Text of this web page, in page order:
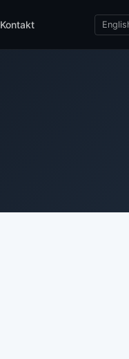
Kontakt